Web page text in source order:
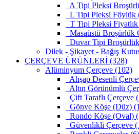
A Tipi Pleksi
L Tipi Pleksi Föylük
T Tipi Pleksi
Masaüstü Broşürlük
Duvar Tipi
Dilek - Şikayet - Bağış
ÇERÇEVE ÜRÜNLERİ (328)
Alüminyum Çerçeve (102)
Ahşap Desenli
Altın Görünümlü
Çift Taraflı Çerçeve
Gönye Köşe (Düz)
Rondo Köşe (Oval)
Güvenlikli Çerçeve